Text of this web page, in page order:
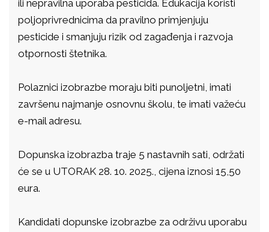
ili nepravilna uporaba pesticida. Edukacija koristi
poljoprivrednicima da pravilno primjenjuju
pesticide i smanjuju rizik od zagađenja i razvoja
otpornosti štetnika.
Polaznici izobrazbe moraju biti punoljetni, imati
završenu najmanje osnovnu školu, te imati važeću
e-mail adresu.
Dopunska izobrazba traje 5 nastavnih sati, održati
će se u UTORAK 28. 10. 2025., cijena iznosi 15,50
eura.
Kandidati dopunske izobrazbe za održivu uporabu